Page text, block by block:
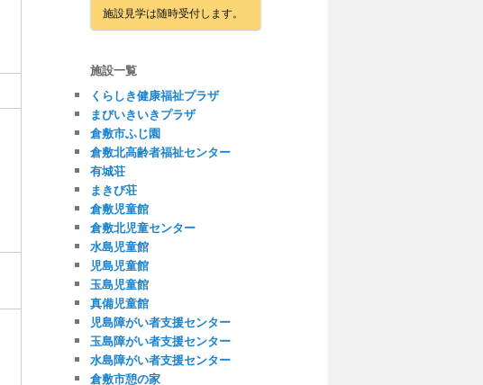
施設見学は随時受付します。
施設一覧
くらしき健康福祉プラザ
まびいきいきプラザ
倉敷市ふじ園
倉敷北高齢者福祉センター
有城荘
まきび荘
倉敷児童館
倉敷北児童センター
水島児童館
児島児童館
玉島児童館
真備児童館
児島障がい者支援センター
玉島障がい者支援センター
水島障がい者支援センター
倉敷市憩の家